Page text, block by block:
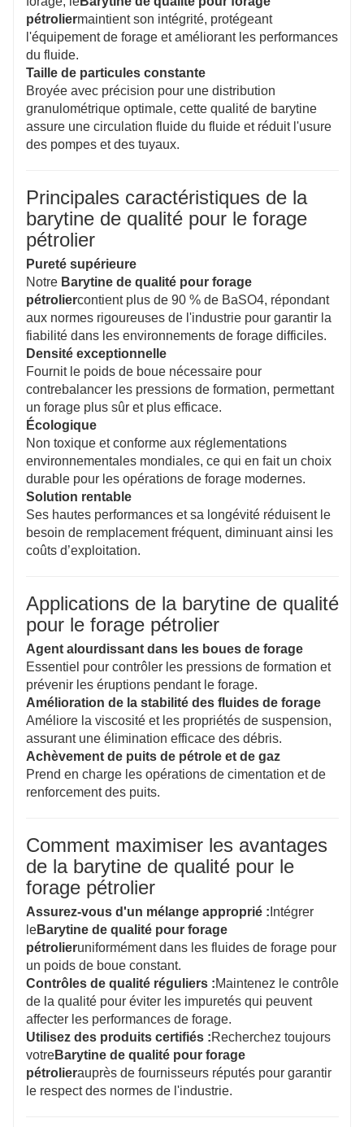
pétroliermaintient son intégrité, protégeant
l'équipement de forage et améliorant les performances
du fluide.
Taille de particules constante
Broyée avec précision pour une distribution
granulométrique optimale, cette qualité de barytine
assure une circulation fluide du fluide et réduit l'usure
des pompes et des tuyaux.
Principales caractéristiques de la
barytine de qualité pour le forage
pétrolier
Pureté supérieure
Notre Barytine de qualité pour forage
pétroliercontient plus de 90 % de BaSO4, répondant
aux normes rigoureuses de l'industrie pour garantir la
fiabilité dans les environnements de forage difficiles.
Densité exceptionnelle
Fournit le poids de boue nécessaire pour
contrebalancer les pressions de formation, permettant
un forage plus sûr et plus efficace.
Écologique
Non toxique et conforme aux réglementations
environnementales mondiales, ce qui en fait un choix
durable pour les opérations de forage modernes.
Solution rentable
Ses hautes performances et sa longévité réduisent le
besoin de remplacement fréquent, diminuant ainsi les
coûts d’exploitation.
Applications de la barytine de qualité
pour le forage pétrolier
Agent alourdissant dans les boues de forage
Essentiel pour contrôler les pressions de formation et
prévenir les éruptions pendant le forage.
Amélioration de la stabilité des fluides de forage
Améliore la viscosité et les propriétés de suspension,
assurant une élimination efficace des débris.
Achèvement de puits de pétrole et de gaz
Prend en charge les opérations de cimentation et de
renforcement des puits.
Comment maximiser les avantages
de la barytine de qualité pour le
forage pétrolier
Assurez-vous d'un mélange approprié : Intégrer
leBarytine de qualité pour forage
pétrolieruniformément dans les fluides de forage pour
un poids de boue constant.
Contrôles de qualité réguliers :Maintenez le contrôle
de la qualité pour éviter les impuretés qui peuvent
affecter les performances de forage.
Utilisez des produits certifiés :Recherchez toujours
votreBarytine de qualité pour forage
pétrolierauprès de fournisseurs réputés pour garantir
le respect des normes de l'industrie.